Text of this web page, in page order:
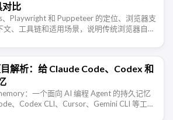
对比
Playwright 和 Puppeteer 的定位、浏览器支
、工具链和适用场景，说明传统浏览器自动
器控制的 …
解析：给 Claude Code、Codex 和
：一个面向 AI 编程 Agent 的持久记忆
、Codex CLI、Cursor、Gemini CLI 等工